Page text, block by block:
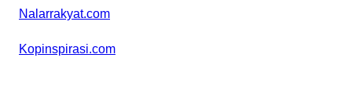
Nalarrakyat.com
Kopinspirasi.com